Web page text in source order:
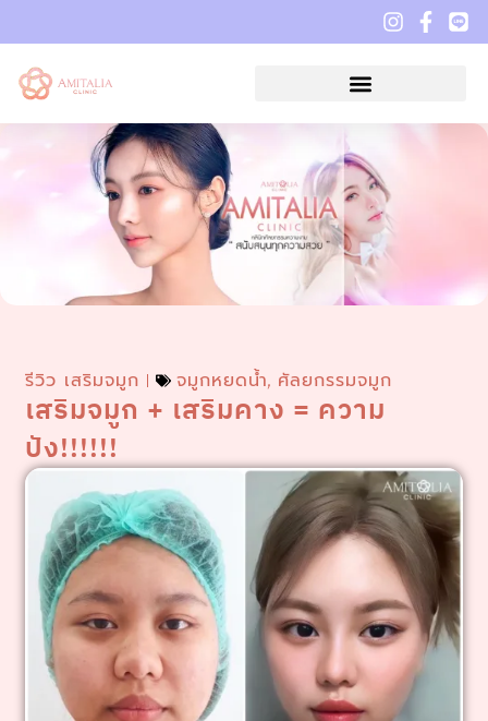
รีวิว เสริมจมูก จมูกหยดน้ำ, ศัลยกรรมจมูก
เสริมจมูก + เสริมคาง = ความ
ปัง!!!!!!